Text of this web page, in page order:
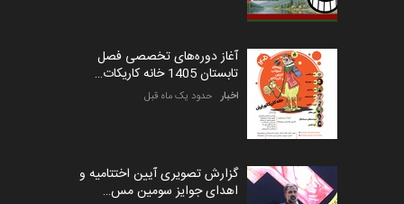
آغاز دوره‌های تخصصی فصل
تابستان 1405 خانه کاریکات…
اخبار حدود یک ماه قبل
گزارش تصویری آیین اختتامیه و
اهدای جوایز سومین مس…